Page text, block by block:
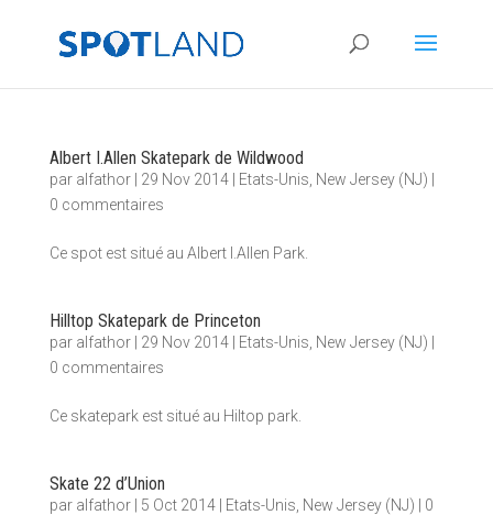
Albert I.Allen Skatepark de Wildwood
par alfathor| 29 Nov 2014| Etats-Unis New Jersey (NJ)
0 commentaires
Ce spot est situé au Albert I.Allen Park.
Hilltop Skatepark de Princeton
par alfathor| 29 Nov 2014| Etats-Unis New Jersey (NJ)
0 commentaires
Ce skatepark est situé au Hiltop park.
Skate 22 d’Union
par alfathor| 5 Oct 2014| Etats-Unis New Jersey (NJ)
0